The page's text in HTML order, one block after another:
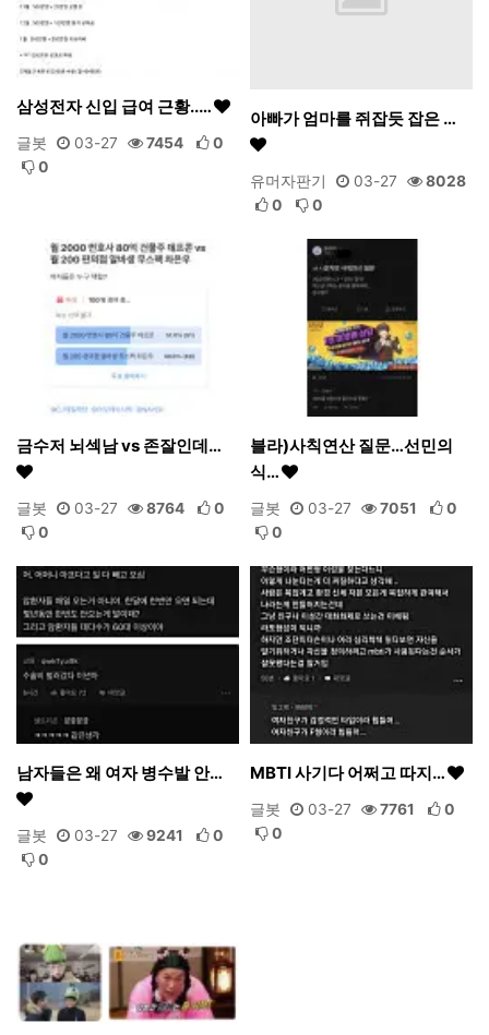
삼성전자 신입 급여 근황..…
글봇 03-27 7454
0
0
아빠가 엄마를 쥐잡듯 잡은 …
유머자판기 03-27
8028
0
0
금수저 뇌섹남 vs 존잘인데…
글봇 03-27 8764
0
0
블라)사칙연산 질문…선민의
식…
글봇 03-27 7051
0
0
남자들은 왜 여자 병수발 안…
글봇 03-27 9241
0
0
MBTI 사기다 어쩌고 따지…
글봇 03-27 7761
0
0